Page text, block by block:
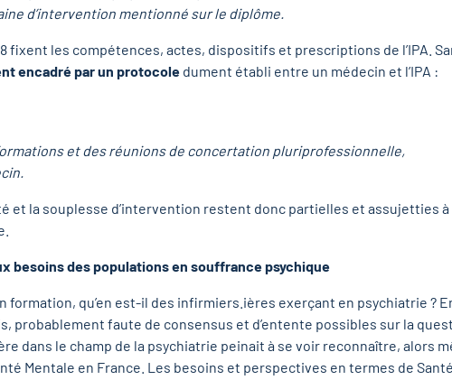
d’intervention mentionné sur le diplôme.
fixent les compétences, actes, dispositifs et prescriptions de l’IPA.
encadré par un protocole dument établi entre un médecin et l’IPA :
et des réunions de concertation pluriprofessionnelle,
et la souplesse d’intervention restent donc partielles et assujetties
besoins des populations en souffrance psychique
formation, qu’en est-il des infirmiers.ières exerçant en psychiatrie ?
faute de consensus et d’entente possibles sur la
dans le champ de la psychiatrie peinait à se voir reconnaître, alors
Mentale en France. Les besoins et perspectives en termes de